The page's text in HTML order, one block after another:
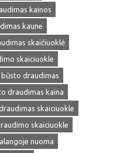
kainos
kaune
skaičiuoklė
skaiciuokle
būsto draudimas
draudimas kaina
skaiciuokle
skaiciuokle
nuoma